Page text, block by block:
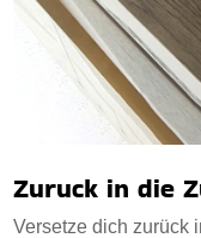
Zuruck in die
Versetze dich zurück